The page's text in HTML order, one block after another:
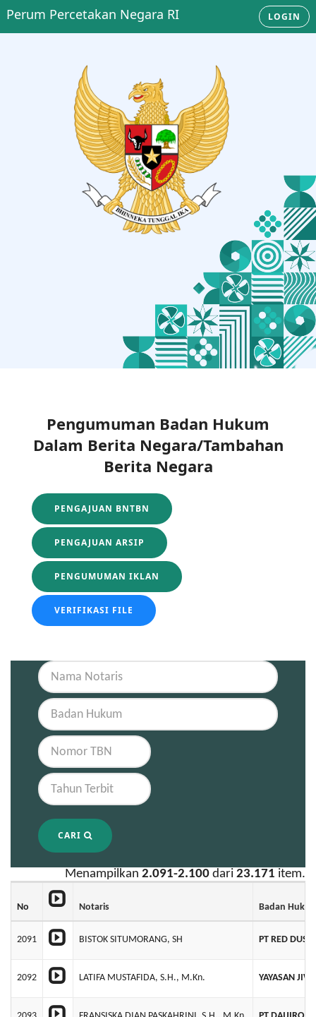
Perum Percetakan Negara RI LOGIN
Pengumuman Badan Hukum
Dalam Berita Negara/Tambahan
Berita Negara
PENGAJUAN BNTBN
PENGAJUAN ARSIP
PENGUMUMAN IKLAN
VERIFIKASI FILE
CARI
Menampilkan 2.091-2.100 dari 23.171 item.
No Notaris Badan
2091 BISTOK SITUMORANG, SH PT RED DUST
2092 LATIFA MUSTAFIDA, S.H., M.Kn. YAYASAN